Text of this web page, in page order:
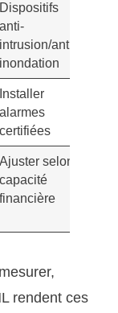
Dispositifs
anti-
intrusion/anti-
inondation
Installer
alarmes
certifiées
Ajuster selon
capacité
financière
rendent ces